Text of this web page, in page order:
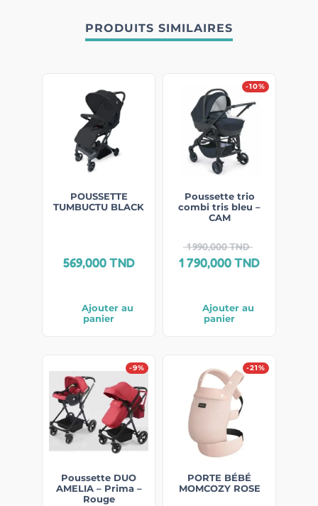
PRODUITS SIMILAIRES
POUSSETTE
TUMBUCTU BLACK
569,000TND
Ajouter au
panier
-10%
Poussette trio
combi tris bleu –
CAM
1 990,000TND
1 790,000TND
Ajouter au
panier
-9%
Poussette DUO
AMELIA – Prima –
Rouge
-21%
PORTE BÉBÉ
MOMCOZY ROSE